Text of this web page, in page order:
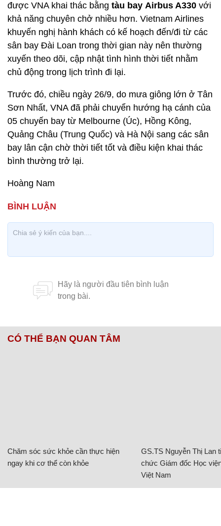
được VNA khai thác bằng tàu bay Airbus A330 với
khả năng chuyên chở nhiều hơn. Vietnam Airlines
khuyến nghị hành khách có kế hoạch đến/đi từ các
sân bay Đài Loan trong thời gian này nên thường
xuyến theo dõi, cập nhật tình hình thời tiết nhằm
chủ động trong lịch trình đi lại.
Trước đó, chiều ngày 26/9, do mưa giông lớn ở Tân
Sơn Nhất, VNA đã phải chuyển hướng hạ cánh của
05 chuyến bay từ Melbourne (Úc), Hồng Kông,
Quảng Châu (Trung Quốc) và Hà Nội sang các sân
bay lân cận chờ thời tiết tốt và điều kiện khai thác
bình thường trở lại.
Hoàng Nam
CÓ THỂ BẠN QUAN TÂM
Chăm sóc sức khỏe cần thực hiện
ngay khi cơ thể còn khỏe
GS.TS Nguyễn Thị Lan
chức Giám đốc Học
Việt Nam